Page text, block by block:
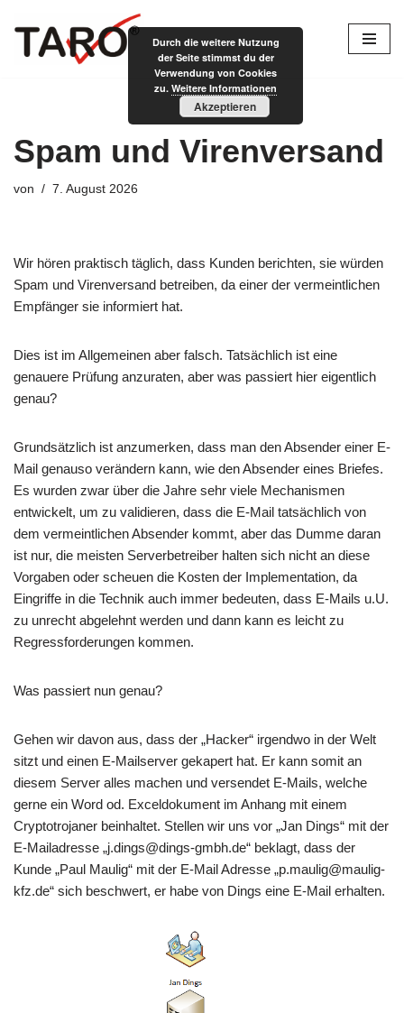
Zum
Spam und Virenversand
von 7. August 2026
Wir hören praktisch täglich, dass Kunden berichten, sie würden
Spam und Virenversand betreiben, da einer der vermeintlichen
Empfänger sie informiert hat.
Dies ist im Allgemeinen aber falsch. Tatsächlich ist eine
genauere Prüfung anzuraten, aber was passiert hier eigentlich
genau?
Grundsätzlich ist anzumerken, dass man den Absender einer E-
Mail genauso verändern kann, wie den Absender eines Briefes.
Es wurden zwar über die Jahre sehr viele Mechanismen
entwickelt, um zu validieren, dass die E-Mail tatsächlich von
dem vermeintlichen Absender kommt, aber das Dumme daran
ist nur, die meisten Serverbetreiber halten sich nicht an diese
Vorgaben oder scheuen die Kosten der Implementation, da
Eingriffe in die Technik auch immer bedeuten, dass E-Mails u.U.
zu unrecht abgelehnt werden und dann kann es leicht zu
Regressforderungen kommen.
Was passiert nun genau?
Gehen wir davon aus, dass der „Hacker“ irgendwo in der Welt
sitzt und einen E-Mailserver gekapert hat. Er kann somit an
diesem Server alles machen und versendet E-Mails, welche
gerne ein Word od. Exceldokument im Anhang mit einem
Cryptotrojaner beinhaltet. Stellen wir uns vor „Jan Dings“ mit der
E-Mailadresse „j.dings@dings-gmbh.de“ beklagt, dass der
Kunde „Paul Maulig“ mit der E-Mail Adresse „p.maulig@maulig-
kfz.de“ sich beschwert, er habe von Dings eine E-Mail erhalten.
Durch die weitere Nutzung
der Seite stimmst du der
Verwendung von Cookies
zu. Weitere Informationen
Akzeptieren